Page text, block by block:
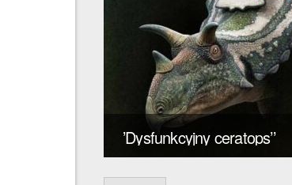
’Dysfunkcyjny ceratops’’